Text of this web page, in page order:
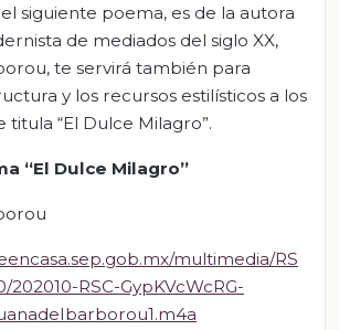
siguiente poema, es de la autora
de mediados del siglo XX,
te servirá también para
y los recursos estilísticos a los
titula “El Dulce Milagro”.
“El Dulce Milagro”
multimedia/RS
202010-RSC-GypKVcWcRG-